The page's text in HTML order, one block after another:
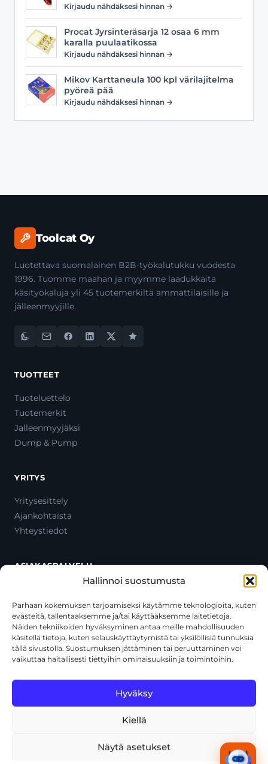
Hallinnoi suostumusta
Parhaan kokemuksen tarjoamiseksi käytämme teknologioita, kuten
evästeitä, tallentaaksemme ja/tai käyttääksemme laitetietoja.
Näiden tekniikoiden hyväksyminen antaa meille mahdollisuuden
käsitellä tietoja, kuten selauskäyttäytymistä tai yksilöllisiä tunnuksia
tällä sivustolla. Suostumuksen jättäminen tai peruuttaminen voi
vaikuttaa haitallisesti tiettyihin ominaisuuksiin ja toimintoihin.
Hyväksy
Kiellä
Näytä asetukset
Kirjaudu nähdäksesi hinnan →
Procat Jyrsinteräsarja 12 osaa 6 mm
karalla puulaatikossa
Kirjaudu nähdäksesi hinnan →
Mikov Karttaneula 100 kpl värilajitelma
pyöreä pää
Kirjaudu nähdäksesi hinnan →
Toolcat Oy
Luotettava suomalainen B2B-työkalutukku vuodesta
1996. Tuomme maahan ja myymme laadukkaita
käsityökaluja yli 45 tuotemerkiltä ammattilaisille ja
jälleenmyyjille.
TUOTTEET
Tuoteluettelo
Tuotemerkit
Jälleenmyyjäksi
Dump & Pump
YRITYS
Yritysesittely
Ajankohtaista
Yhteystiedot
ASIAKASPALVELU
Oma tili
Maksutavat
Toimitustavat
Usein kysytyt kysymykset
+358 44 270 3795
asiakaspalvelu@toolcat.fi
Käyttöehdot
Tekoälyn käyttö